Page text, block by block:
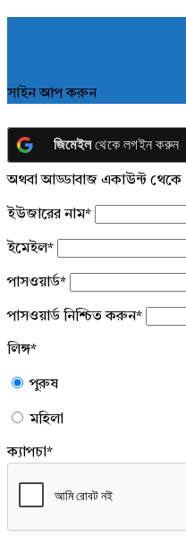
সাইন আপ করুন
জিমেইলথেকে লগইন করুন
অথবা আড্ডাবাজ একাউন্ট থেকে
ইউজারের নাম*
ইমেইল*
পাসওয়ার্ড*
পাসওয়ার্ড নিশ্চিত করুন*
লিঙ্গ*
পুরুষ
মহিলা
ক্যাপচা*